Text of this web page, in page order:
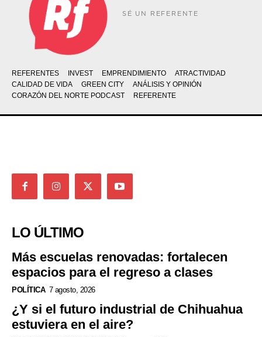
SÉ UN REFERENTE
REFERENTES INVEST EMPRENDIMIENTO
ATRACTIVIDAD
CALIDAD DE VIDA
GREEN CITY
ANÁLISIS Y OPINIÓN
CORAZÓN DEL NORTE PODCAST
REFERENTE
LO ÚLTIMO
Más escuelas renovadas: fortalecen
espacios para el regreso a clases
POLÍTICA 7 agosto, 2026
¿Y si el futuro industrial de Chihuahua
estuviera en el aire?